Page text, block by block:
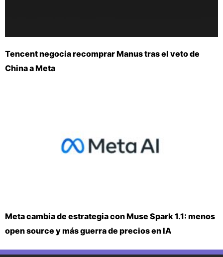
Tencent negocia recomprar Manus tras el veto de
China a Meta
Meta cambia de estrategia con Muse Spark 1.1: menos
open source y más guerra de precios en IA